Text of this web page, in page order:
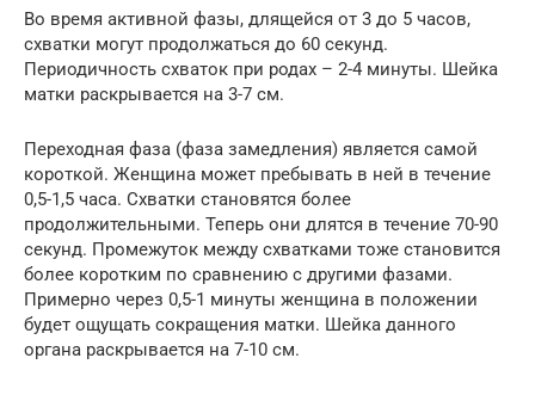
Во время активной фазы, длящейся от 3 до 5 часов,
схватки могут продолжаться до 60 секунд.
Периодичность схваток при родах – 2-4 минуты. Шейка
матки раскрывается на 3-7 см.
Переходная фаза (фаза замедления) является самой
короткой. Женщина может пребывать в ней в течение
0,5-1,5 часа. Схватки становятся более
продолжительными. Теперь они длятся в течение 70-90
секунд. Промежуток между схватками тоже становится
более коротким по сравнению с другими фазами.
Примерно через 0,5-1 минуты женщина в положении
будет ощущать сокращения матки. Шейка данного
органа раскрывается на 7-10 см.